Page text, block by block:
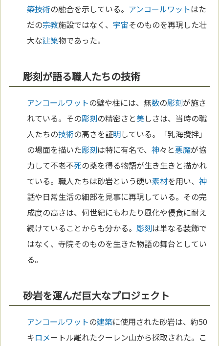
築技術の融合を示している。 アンコールワットはた
だの宗教施設ではなく、 宇宙そのものを再現した壮
大な建築物であった。
彫刻が語る職人たちの技術
アンコールワットの壁や柱には、無数の彫刻が施さ
れている。その彫刻の精密さと美しさは、当時の職
人たちの技術の高さを証明している。「乳海攪拌」
の場面を描いた彫刻は特に有名で、神々と悪魔が協
力して不老不死の薬を得る物語が生き生きと描かれ
ている。職人たちは砂岩という硬い素材を用い、神
話や日常生活の細部を見事に再現している。その完
成度の高さは、何世紀にもわたり風化や侵食に耐え
続けていることからも分かる。彫刻は単なる装飾で
はなく、寺院そのものを生きた物語の舞台としてい
る。
砂岩を運んだ巨大なプロジェクト
アンコールワットの建築に使用された砂岩は、約50
キロメートル離れたクーレン山から採取された。こ